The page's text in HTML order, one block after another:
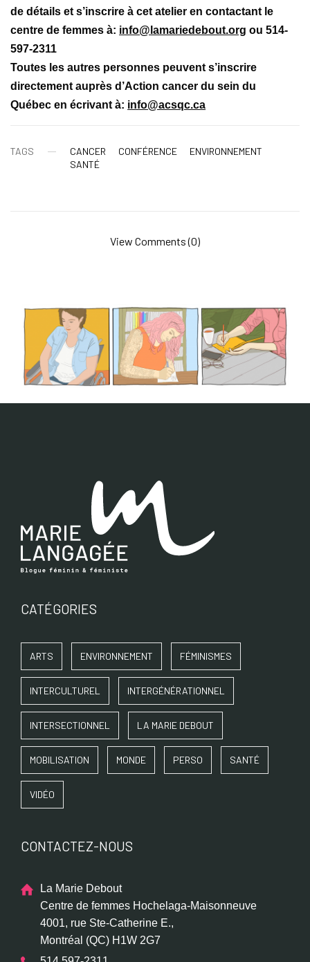
de détails et s’inscrire à cet atelier en contactant le
centre de femmes à: info@lamariedebout.org ou 514-
597-2311
Toutes les autres personnes peuvent s’inscrire
directement auprès d’Action cancer du sein du
Québec en écrivant à: info@acsqc.ca
TAGS CANCER CONFÉRENCE
ENVIRONNEMENT
SANTÉ
View Comments (0)
CATÉGORIES
ARTS ENVIRONNEMENT FÉMINISMES
INTERCULTUREL INTERGÉNÉRATIONNEL
INTERSECTIONNEL LA MARIE DEBOUT
MOBILISATION MONDE PERSO SANTÉ
VIDÉO
CONTACTEZ-NOUS
La Marie Debout
Centre de femmes Hochelaga-Maisonneuve
4001, rue Ste-Catherine E.,
Montréal (QC) H1W 2G7